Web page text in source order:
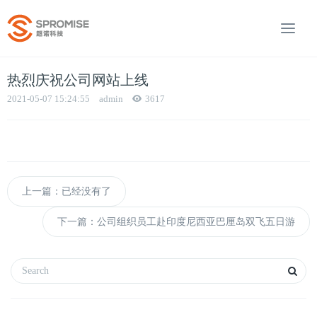
热烈庆祝公司网站上线
2021-05-07 15:24:55 admin 3617
上一篇：已经没有了
下一篇：公司组织员工赴印度尼西亚巴厘岛双飞五日游